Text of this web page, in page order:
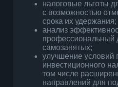
налоговые льготы
с возможностью
срока их удержания;
анализ
профессиональный
самозанятых;
улучшение условий
инвестиционного
том числе
направлений для